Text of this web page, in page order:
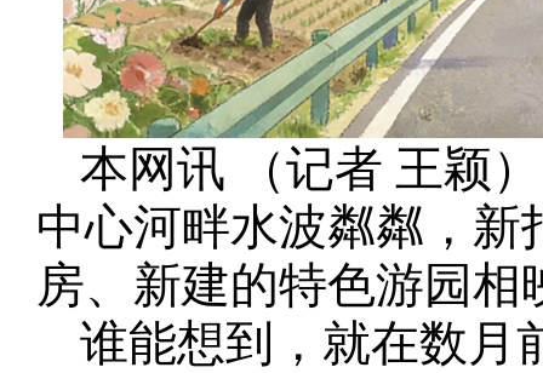
本网讯 （记者 王颖
中心河畔水波粼粼，
房、新建的特色游园相
谁能想到，就在数月